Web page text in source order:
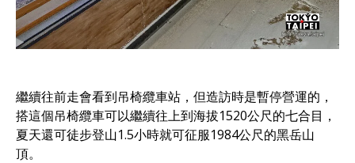
繼續往前走會看到吊椅纜車站，但造訪時是暫停營運的，
搭這個吊椅纜車可以繼續往上到海拔1520公尺的七合目，
夏天還可徒步登山1.5小時就可征服1984公尺的黑岳山
頂。